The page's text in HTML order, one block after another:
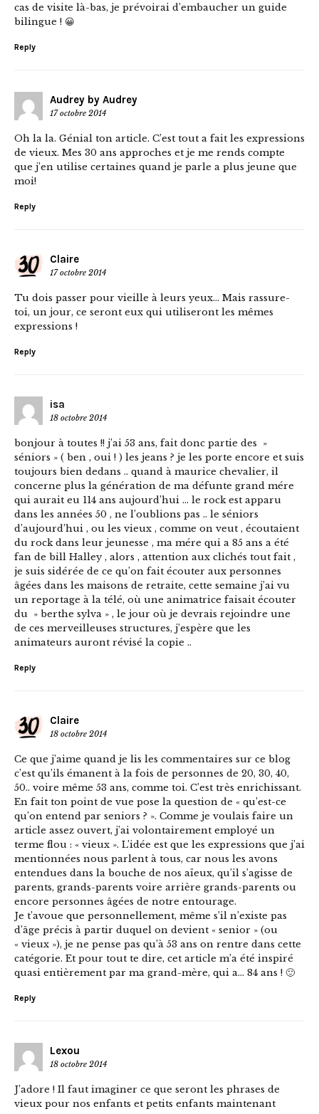
cas de visite là-bas, je prévoirai d’embaucher un guide
bilingue ! 😀
Reply
Audrey by Audrey
17 octobre 2014
Oh la la. Génial ton article. C’est tout a fait les expressions
de vieux. Mes 30 ans approches et je me rends compte
que j’en utilise certaines quand je parle a plus jeune que
moi!
Reply
Claire
17 octobre 2014
Tu dois passer pour vieille à leurs yeux… Mais rassure-
toi, un jour, ce seront eux qui utiliseront les mêmes
expressions !
Reply
isa
18 octobre 2014
bonjour à toutes !! j’ai 53 ans, fait donc partie des »
séniors » ( ben , oui ! ) les jeans ? je les porte encore et suis
toujours bien dedans .. quand à maurice chevalier, il
concerne plus la génération de ma défunte grand mére
qui aurait eu 114 ans aujourd’hui … le rock est apparu
dans les années 50 , ne l’oublions pas .. le séniors
d’aujourd’hui , ou les vieux , comme on veut , écoutaient
du rock dans leur jeunesse , ma mére qui a 85 ans a été
fan de bill Halley , alors , attention aux clichés tout fait ,
je suis sidérée de ce qu’on fait écouter aux personnes
âgées dans les maisons de retraite, cette semaine j’ai vu
un reportage à la télé, où une animatrice faisait écouter
du » berthe sylva » , le jour où je devrais rejoindre une
de ces merveilleuses structures, j’espère que les
animateurs auront révisé la copie ..
Reply
Claire
18 octobre 2014
Ce que j’aime quand je lis les commentaires sur ce blog
c’est qu’ils émanent à la fois de personnes de 20, 30, 40,
50.. voire même 53 ans, comme toi. C’est très enrichissant.
En fait ton point de vue pose la question de « qu’est-ce
qu’on entend par seniors ? ». Comme je voulais faire un
article assez ouvert, j’ai volontairement employé un
terme flou : « vieux ». L’idée est que les expressions que j’ai
mentionnées nous parlent à tous, car nous les avons
entendues dans la bouche de nos aïeux, qu’il s’agisse de
parents, grands-parents voire arrière grands-parents ou
encore personnes âgées de notre entourage.
Je t’avoue que personnellement, même s’il n’existe pas
d’âge précis à partir duquel on devient « senior » (ou
« vieux »), je ne pense pas qu’à 53 ans on rentre dans cette
catégorie. Et pour tout te dire, cet article m’a été inspiré
quasi entièrement par ma grand-mère, qui a… 84 ans ! 🙂
Reply
Lexou
18 octobre 2014
J’adore ! Il faut imaginer ce que seront les phrases de
vieux pour nos enfants et petits enfants maintenant